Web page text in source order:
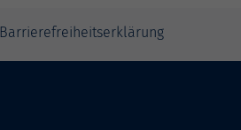
Barrierefreiheitserklärung